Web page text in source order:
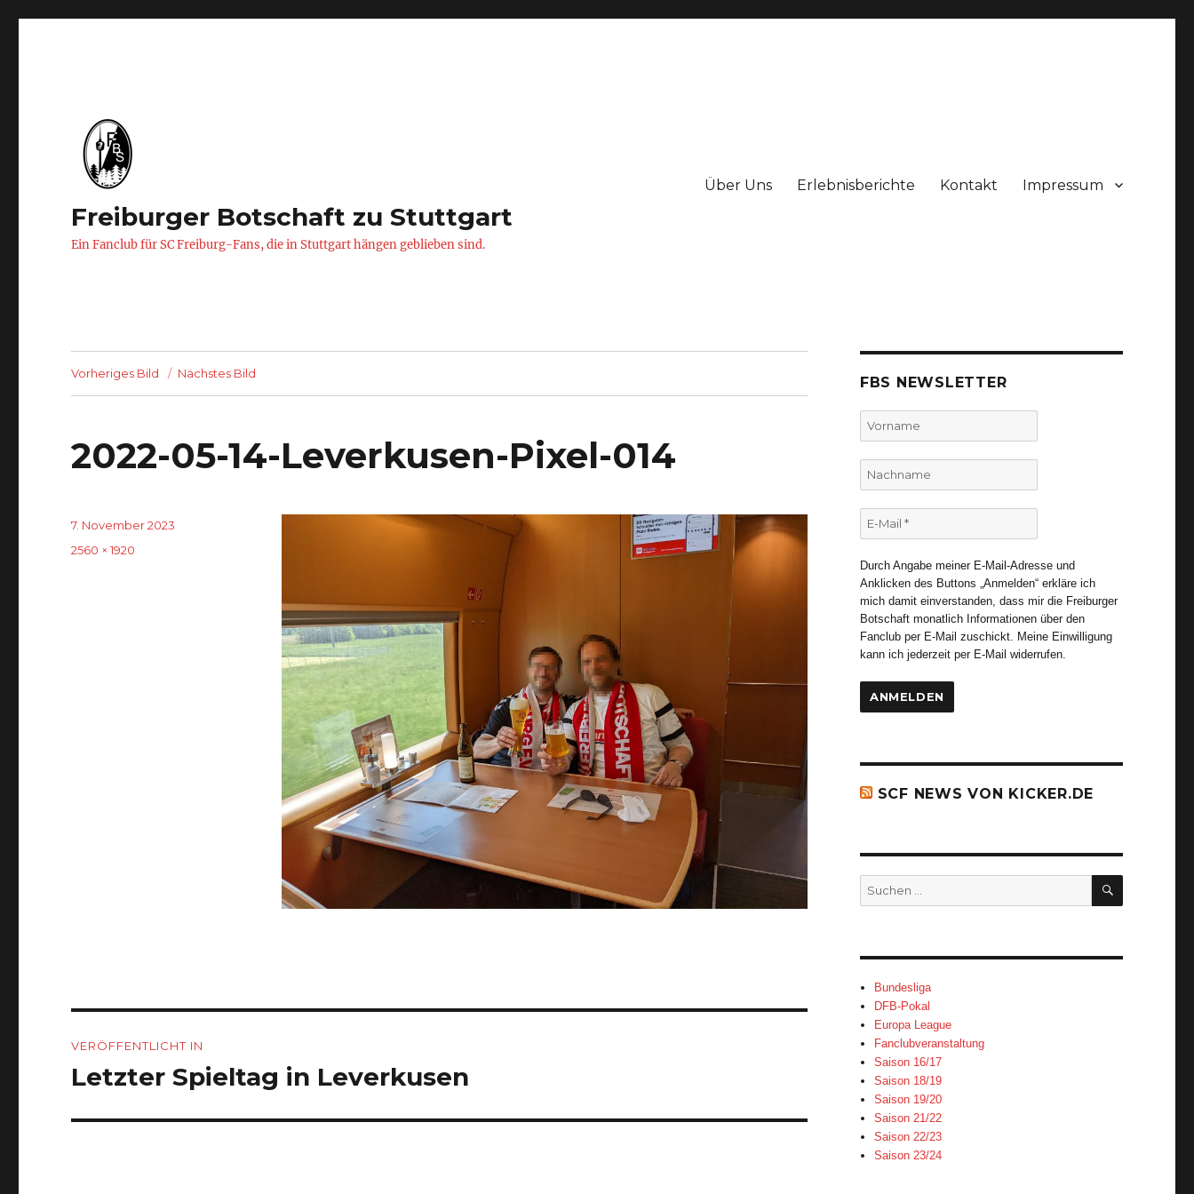
Freiburger Botschaft zu Stuttgart
Ein Fanclub für SC Freiburg-Fans, die in Stuttgart hängen geblieben sind.
Über Uns Erlebnisberichte Kontakt Impressum
Vorheriges Bild Nächstes Bild
2022-05-14-Leverkusen-Pixel-014
Veröffentlicht
7. November 2023
Originalgröße
2560 × 1920
VERÖFFENTLICHT IN
Letzter Spieltag in Leverkusen
FBS NEWSLETTER
Nachname
Durch Angabe meiner E-Mail-Adresse und
Anklicken des Buttons „Anmelden“ erkläre ich
mich damit einverstanden, dass mir die Freiburger
Botschaft monatlich Informationen über den
Fanclub per E-Mail zuschickt. Meine Einwilligung
kann ich jederzeit per E-Mail widerrufen.
SCF NEWS VON KICKER.DE
Suchen
nach:
SUCHEN
Bundesliga
DFB-Pokal
Europa League
Fanclubveranstaltung
Saison 16/17
Saison 18/19
Saison 19/20
Saison 21/22
Saison 22/23
Saison 23/24